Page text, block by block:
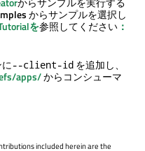
からサンプルを選択し
を参照してください ：
--client-id を追加し、
apps/からコンシューマ
included herein are the